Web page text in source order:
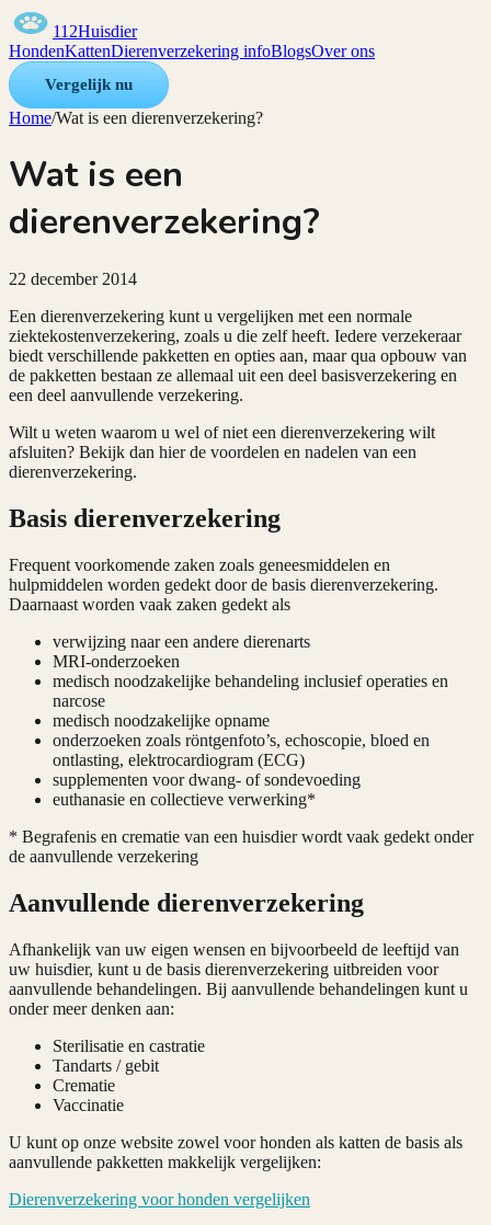
112Huisdier
HondenKattenDierenverzekering infoBlogsOver ons
Vergelijk nu
Home/Wat is een dierenverzekering?
Wat is een
dierenverzekering?
22 december 2014
Een dierenverzekering kunt u vergelijken met een normale
ziektekostenverzekering, zoals u die zelf heeft. Iedere verzekeraar
biedt verschillende pakketten en opties aan, maar qua opbouw van
de pakketten bestaan ze allemaal uit een deel basisverzekering en
een deel aanvullende verzekering.
Wilt u weten waarom u wel of niet een dierenverzekering wilt
afsluiten? Bekijk dan hier de voordelen en nadelen van een
dierenverzekering.
Basis dierenverzekering
Frequent voorkomende zaken zoals geneesmiddelen en
hulpmiddelen worden gedekt door de basis dierenverzekering.
Daarnaast worden vaak zaken gedekt als
verwijzing naar een andere dierenarts
MRI-onderzoeken
medisch noodzakelijke behandeling inclusief operaties en
narcose
medisch noodzakelijke opname
onderzoeken zoals röntgenfoto’s, echoscopie, bloed en
ontlasting, elektrocardiogram (ECG)
supplementen voor dwang- of sondevoeding
euthanasie en collectieve verwerking*
* Begrafenis en crematie van een huisdier wordt vaak gedekt onder
de aanvullende verzekering
Aanvullende dierenverzekering
Afhankelijk van uw eigen wensen en bijvoorbeeld de leeftijd van
uw huisdier, kunt u de basis dierenverzekering uitbreiden voor
aanvullende behandelingen. Bij aanvullende behandelingen kunt u
onder meer denken aan:
Sterilisatie en castratie
Tandarts / gebit
Crematie
Vaccinatie
U kunt op onze website zowel voor honden als katten de basis als
aanvullende pakketten makkelijk vergelijken:
Dierenverzekering voor honden vergelijken